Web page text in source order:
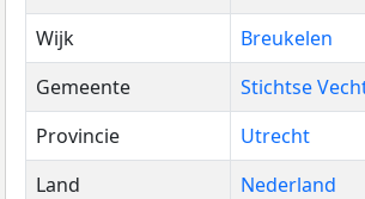
Wijk
Breukelen
Gemeente
Stichtse
Provincie
Utrecht
Land
Nederland